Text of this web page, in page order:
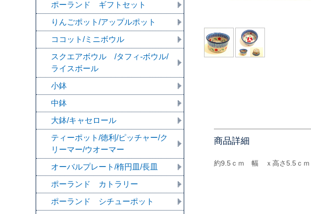
商品詳細
約9.5ｃｍ 幅 ｘ高さ5.5ｃｍ
ポーランド ギフトセット
りんごポット/アップルポット
ココット/ミニボウル
スクエアボウル /タフィ-ボウル/
ライスボール
小鉢
中鉢
大鉢/キャセロール
ティーポット/徳利/ピッチャー/ク
リーマー/ウオーマー
オーバルプレート/楕円皿/長皿
ポーランド カトラリー
ポーランド シチューポット